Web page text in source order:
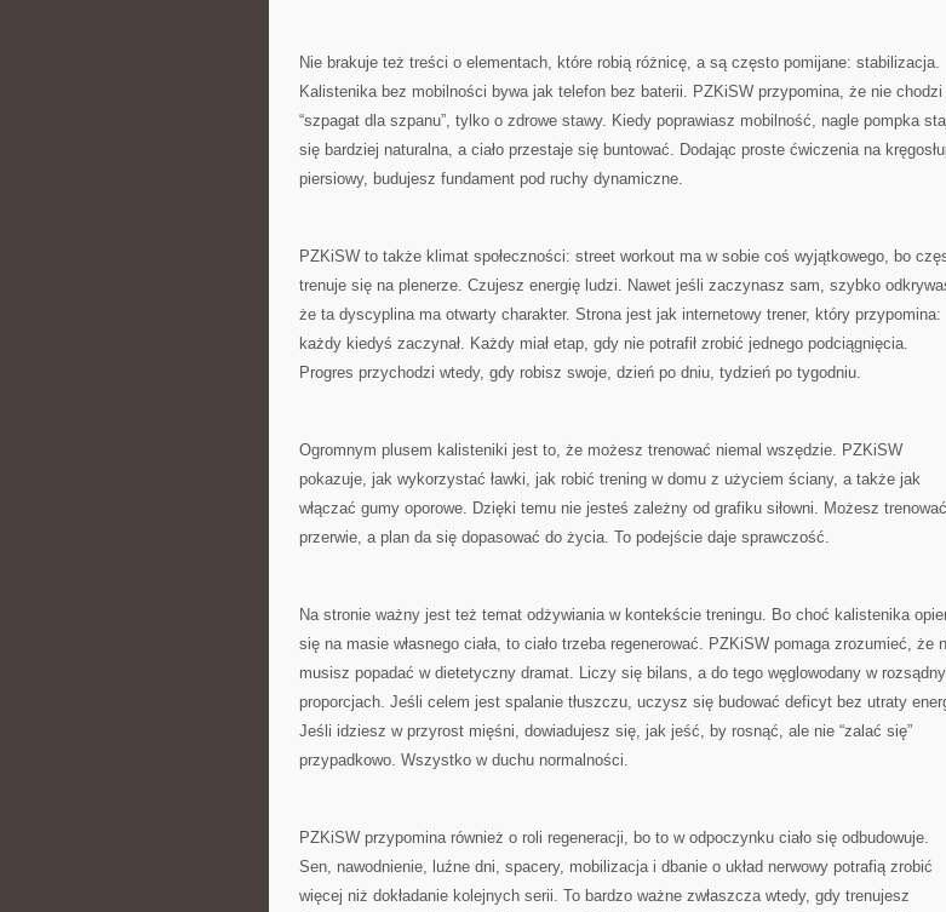
Nie brakuje też treści o elementach, które robią różnicę, a są często pomijane: stabilizacja.
Kalistenika bez mobilności bywa jak telefon bez baterii. PZKiSW przypomina, że nie chodzi
“szpagat dla szpanu”, tylko o zdrowe stawy. Kiedy poprawiasz mobilność, nagle pompka
się bardziej naturalna, a ciało przestaje się buntować. Dodając proste ćwiczenia na
piersiowy, budujesz fundament pod ruchy dynamiczne.
PZKiSW to także klimat społeczności: street workout ma w sobie coś wyjątkowego, bo
trenuje się na plenerze. Czujesz energię ludzi. Nawet jeśli zaczynasz sam, szybko
że ta dyscyplina ma otwarty charakter. Strona jest jak internetowy trener, który przypomina:
każdy kiedyś zaczynał. Każdy miał etap, gdy nie potrafił zrobić jednego podciągnięcia.
Progres przychodzi wtedy, gdy robisz swoje, dzień po dniu, tydzień po tygodniu.
Ogromnym plusem kalisteniki jest to, że możesz trenować niemal wszędzie. PZKiSW
pokazuje, jak wykorzystać ławki, jak robić trening w domu z użyciem ściany, a także jak
włączać gumy oporowe. Dzięki temu nie jesteś zależny od grafiku siłowni. Możesz
przerwie, a plan da się dopasować do życia. To podejście daje sprawczość.
Na stronie ważny jest też temat odżywiania w kontekście treningu. Bo choć kalistenika
się na masie własnego ciała, to ciało trzeba regenerować. PZKiSW pomaga zrozumieć, że
musisz popadać w dietetyczny dramat. Liczy się bilans, a do tego węglowodany w
proporcjach. Jeśli celem jest spalanie tłuszczu, uczysz się budować deficyt bez utraty
Jeśli idziesz w przyrost mięśni, dowiadujesz się, jak jeść, by rosnąć, ale nie “zalać się”
przypadkowo. Wszystko w duchu normalności.
PZKiSW przypomina również o roli regeneracji, bo to w odpoczynku ciało się odbudowuje.
Sen, nawodnienie, luźne dni, spacery, mobilizacja i dbanie o układ nerwowy potrafią zrobić
więcej niż dokładanie kolejnych serii. To bardzo ważne zwłaszcza wtedy, gdy trenujesz